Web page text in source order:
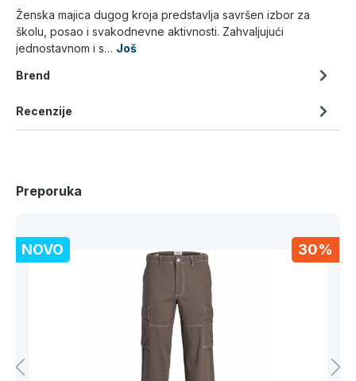
Ženska majica dugog kroja predstavlja savršen izbor za
školu, posao i svakodnevne aktivnosti. Zahvaljujući
jednostavnom i s… Još
Brend
Recenzije
Preporuka
30%
NOVO